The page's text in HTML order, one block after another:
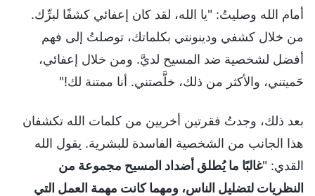
أمام الله وصليتُ: "يا الله، لقد كان إعفائي كشفًا لبرِّك.
من خلال كشفي ودينونتي بكلماتك، توصلتُ إلى فهم
أفضل لشخصية ضد المسيح لديَّ. ومن خلال إعفائي،
حَميتني، والأكثر من ذلك، خلَّصتني. أنا ممتنة لك!"
بعد ذلك، وجدتُ فقرتين أخريين من كلمات الله تكشفان
هذا الجانب من الشخصية الفاسدة للبشرية. يقول الله
القدي: "غالبًا ما يُطلق أضداد المسيح مجموعة من
النظريات لتضليل الناس، ومهما كانت مهمة العمل التي